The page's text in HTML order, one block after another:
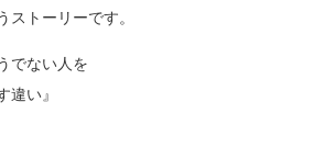
ストーリーです。
でない人を
い』